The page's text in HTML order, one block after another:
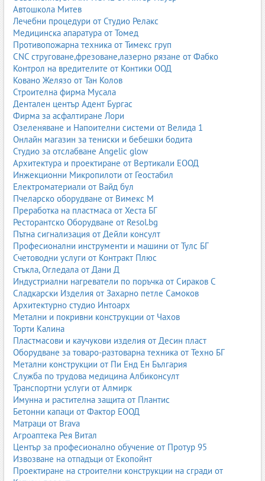
помещението?
Различните помещения имат различни изисквания към
покритието. Правилният избор на боя гарантира дълготрайност,
лесна поддръжка и естетичен резултат.
1. Дневна и хол
Това са помещения с умерено натоварване, където е важна
естетиката. Подходящи са латексови и акрилни бои с матов
или сатенен ефект.
Препоръчителни характеристики:
висока покривност
добра устойчивост на миене
богата цветова гама
2. Спалня
Спалнята изисква спокойни цветове и бои без мирис. Матови
латексови бои са най-подходящи.
3. Детска стая
Тук безопасността е на първо място. Използват се екологични,
миещи се и антибактериални бои.
Препоръчителни свойства:
без VOC (летливи органични съединения)
антибактериални добавки
устойчивост на миене и триене
4. Кухня
Кухнята е помещение с висока влажност, мазнини и
температурни промени. Подходящи са силиконови или супер
миещи се бои.
5. Баня и мокри помещения
Използват се специализирани бои за влажни помещения с
противогъбични свойства.
6. Коридори и стълбища
Автошкола Митев
Лечебни процедури от Студио Релакс
Медицинска апаратура от Томед
Противопожарна техника от Тимекс груп
CNC струговане,фрезоване,лазерно рязане от Фабко
Контрол на вредителите от Контики ООД
Ковано Желязо от Тан Колов
Строителна фирма Мусала
Дентален център Адент Бургас
Фирма за асфалтиране Лори
Озеленяване и Напоителни системи от Велида 1
Онлайн магазин за тениски и бебешки бодита
Студио за отслабване Angelic glow
Архитектура и проектиране от Вертикали ЕООД
Инжекционни Микропилоти от Геостабил
Електроматериали от Вайд бул
Пчеларско оборудване от Вимекс М
Преработка на пластмаса от Хеста БГ
Ресторантско Оборудване от Resol.bg
Пътна сигнализация от Дейли консулт
Професионални инструменти и машини от Тулс БГ
Счетоводни услуги от Контракт Плюс
Стъкла, Огледала от Дани Д
Индустриални нагреватели по поръчка от Сираков С
Сладкарски Изделия от Захарно петле Самоков
Архитектурно студио Интоарх
Метални и покривни конструкции от Чахов
Торти Калина
Пластмасови и каучукови изделия от Десин пласт
Оборудване за товаро-разтоварна техника от Техно БГ
Метални конструкции от Пи Енд Ен България
Служба по трудова медицина Албиконсулт
Транспортни услуги от Алмирк
Имунна и растителна защита от Плантис
Бетонни капаци от Фактор ЕООД
Матраци от Brava
Агроаптека Рея Витал
Център за професионално обучение от Протур 95
Извозване на отпадъци от Екопойнт
Проектиране на строителни конструкции на сгради от